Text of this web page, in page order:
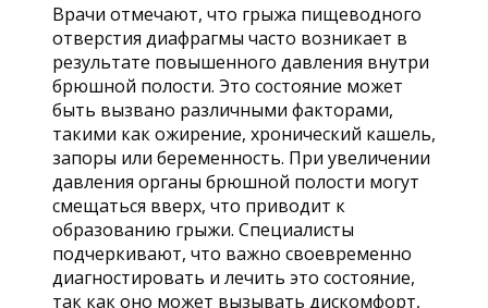
Врачи отмечают, что грыжа пищеводного
отверстия диафрагмы часто возникает в
результате повышенного давления внутри
брюшной полости. Это состояние может
быть вызвано различными факторами,
такими как ожирение, хронический кашель,
запоры или беременность. При увеличении
давления органы брюшной полости могут
смещаться вверх, что приводит к
образованию грыжи. Специалисты
подчеркивают, что важно своевременно
диагностировать и лечить это состояние,
так как оно может вызывать дискомфорт,